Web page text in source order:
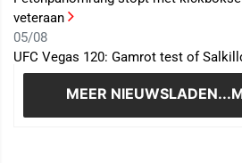
veteraan
05/08
UFC Vegas 120: Gamrot test of
MEER NIEUWS